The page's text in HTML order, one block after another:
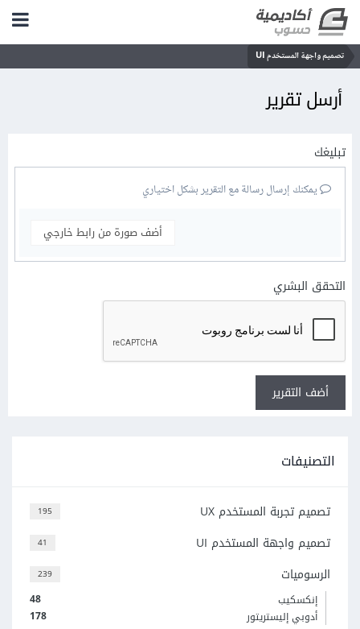
تصميم واجهة المستخدم UI
أرسل تقرير
تبليغك
يمكنك إرسال رسالة مع التقرير بشكل اختياري
أضف صورة من رابط خارجي
التحقق البشري
أضف التقرير
التصنيفات
195 تصميم تجربة المستخدم UX
41 تصميم واجهة المستخدم UI
239 الرسوميات
48
إنكسكيب
178
أدوبي إليستريتور